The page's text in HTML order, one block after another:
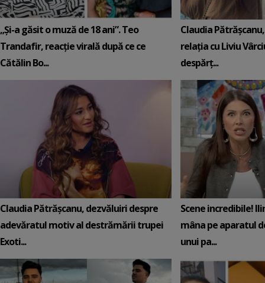
„Și-a găsit o muză de 18 ani”. Teo
Trandafir, reacție virală după ce ce
Cătălin Bo...
Claudia
relația cu Liviu
despărț...
Claudia Pătrășcanu, dezvăluiri despre
adevăratul motiv al destrămării trupei
Exoti...
Scene incredibile!
mâna pe aparatul
unui pa...